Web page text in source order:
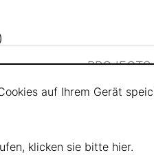
auf Ihrem Gerät
klicken sie bitte hier.